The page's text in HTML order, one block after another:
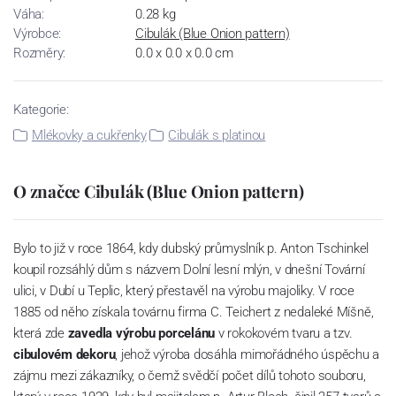
Váha:
0.28 kg
Výrobce:
Cibulák (Blue Onion pattern)
Rozměry:
0.0 x 0.0 x 0.0 cm
Kategorie:
Mlékovky a cukřenky
Cibulák s platinou
O značce Cibulák (Blue Onion pattern)
Bylo to již v roce 1864, kdy dubský průmyslník p. Anton Tschinkel
koupil rozsáhlý dům s názvem Dolní lesní mlýn, v dnešní Tovární
ulici, v Dubí u Teplic, který přestavěl na výrobu majoliky. V roce
1885 od něho získala továrnu firma C. Teichert z nedaleké Míšně,
která zde zavedla výrobu porcelánu v rokokovém tvaru a tzv.
cibulovém dekoru, jehož výroba dosáhla mimořádného úspěchu a
zájmu mezi zákazníky, o čemž svědčí počet dílů tohoto souboru,